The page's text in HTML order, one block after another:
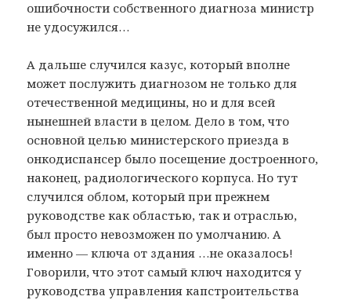
ошибочности собственного диагноза министр
не удосужился…
А дальше случился казус, который вполне
может послужить диагнозом не только для
отечественной медицины, но и для всей
нынешней власти в целом. Дело в том, что
основной целью министерского приезда в
онкодиспансер было посещение достроенного,
наконец, радиологического корпуса. Но тут
случился облом, который при прежнем
руководстве как областью, так и отраслью,
был просто невозможен по умолчанию. А
именно — ключа от здания …не оказалось!
Говорили, что этот самый ключ находится у
руководства управления капстроительства